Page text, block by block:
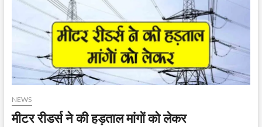
NEWS
मीटर रीडर्स ने की हड़ताल मांगों को लेकर